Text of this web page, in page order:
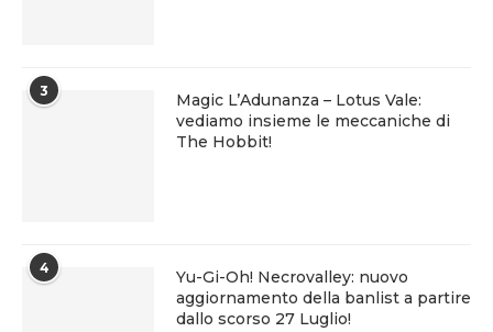
3
Magic L’Adunanza – Lotus Vale:
vediamo insieme le meccaniche di
The Hobbit!
4
Yu-Gi-Oh! Necrovalley: nuovo
aggiornamento della banlist a partire
dallo scorso 27 Luglio!